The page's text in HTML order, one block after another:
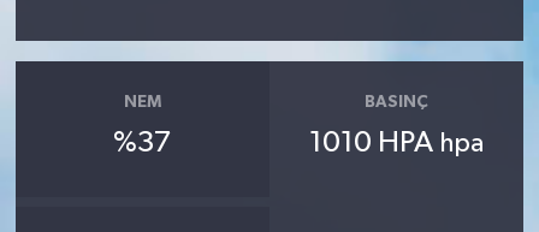
NEM
%37
BASINÇ
1010 HPA hpa